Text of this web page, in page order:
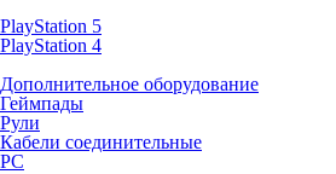
PlayStation 5
PlayStation 4
Дополнительное оборудование
Геймпады
Рули
Кабели соединительные
PC